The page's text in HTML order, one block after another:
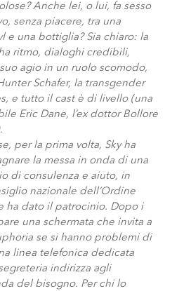
Anche lei, o lui, fa sesso
senza piacere, tra una
e una bottiglia? Sia chiaro: la
ritmo, dialoghi credibili,
agio in un ruolo scomodo,
Schafer, la transgender
e tutto il cast è di livello (una
Eric Dane, l’ex dottor Bollore
per la prima volta, Sky ha
la messa in onda di una
di consulenza e aiuto, in
nazionale dell’Ordine
ha dato il patrocinio. Dopo i
una schermata che invita a
se si hanno problemi di
linea telefonica dedicata
indirizza agli
del bisogno. Per chi lo